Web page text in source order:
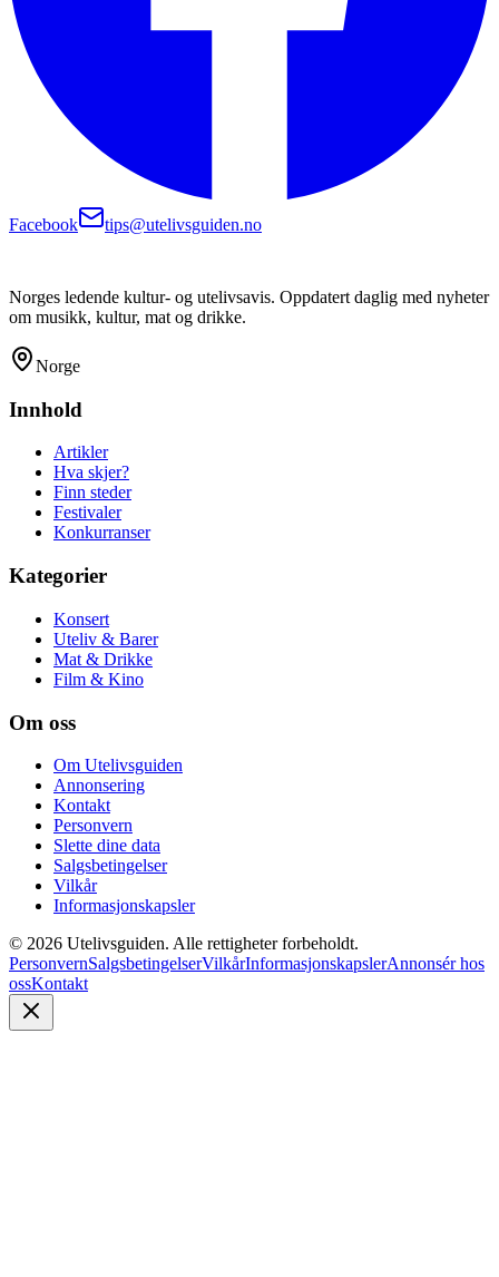
Facebook tips@utelivsguiden.no
Norges ledende kultur- og utelivsavis. Oppdatert daglig med nyheter
om musikk, kultur, mat og drikke.
Norge
Innhold
Artikler
Hva skjer?
Finn steder
Festivaler
Konkurranser
Kategorier
Konsert
Uteliv & Barer
Mat & Drikke
Film & Kino
Om oss
Om Utelivsguiden
Annonsering
Kontakt
Personvern
Slette dine data
Salgsbetingelser
Vilkår
Informasjonskapsler
© 2026 Utelivsguiden. Alle rettigheter forbeholdt.
PersonvernSalgsbetingelserVilkårInformasjonskapslerAnnonsér hos
ossKontakt